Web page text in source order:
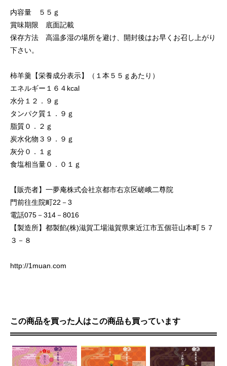
内容量 ５５ｇ
賞味期限 底面記載
保存方法 高温多湿の場所を避け、開封後はお早くお召し上がり
下さい。
柿羊羹【栄養成分表示】（１本５５ｇあたり）
エネルギー１６４kcal
水分１２．９ｇ
タンパク質１．９ｇ
脂質０．２ｇ
炭水化物３９．９ｇ
灰分０．１ｇ
食塩相当量０．０１ｇ
【販売者】一夢庵株式会社京都市右京区嵯峨二尊院
門前往生院町22－3
電話075－314－8016
【製造所】都製餡(株)滋賀工場滋賀県東近江市五個荘山本町５７
３－８
http://1muan.com
この商品を買った人はこの商品も買っています